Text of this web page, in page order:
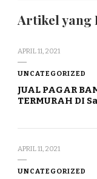
Artikel yang
APRIL 11, 2021
UNCATEGORIZED
JUAL PAGAR
TERMURAH DI
APRIL 11, 2021
UNCATEGORIZED